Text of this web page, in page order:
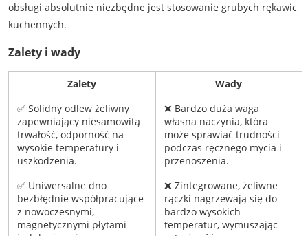
obsługi absolutnie niezbędne jest stosowanie grubych rękawic
kuchennych.
Zalety i wady
Zalety
Wady
✅ Solidny odlew żeliwny
zapewniający niesamowitą
trwałość, odporność na
wysokie temperatury i
uszkodzenia.
❌ Bardzo duża waga
własna naczynia, która
może sprawiać trudności
podczas ręcznego mycia i
przenoszenia.
✅ Uniwersalne dno
bezbłędnie współpracujące
z nowoczesnymi,
magnetycznymi płytami
❌ Zintegrowane, żeliwne
rączki nagrzewają się do
bardzo wysokich
temperatur, wymuszając